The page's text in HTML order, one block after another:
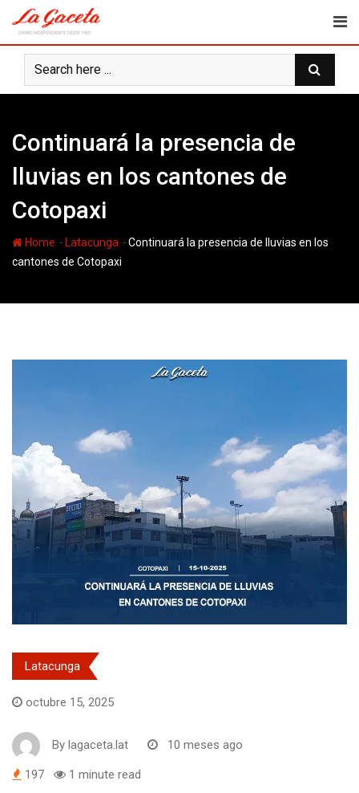
content
Continuará la presencia de
lluvias en los cantones de
Cotopaxi
Home - Latacunga -Continuará la presencia de lluvias en los
cantones de Cotopaxi
Latacunga
octubre 15, 2025
By lagaceta.lat 10 meses ago
197 1 minute read